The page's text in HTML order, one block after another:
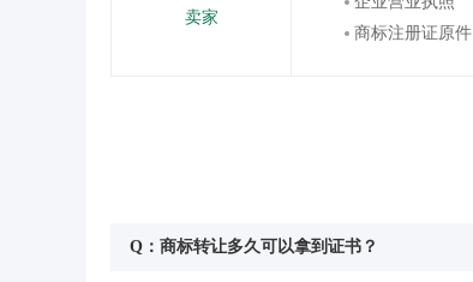
卖家
商标注册证原件
Q：商标转让多久可以拿到证书？